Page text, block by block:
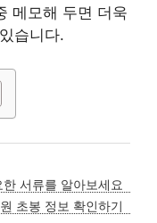
메모해 두면 더욱
습니다.
서류를 알아보세요
초봉 정보 확인하기